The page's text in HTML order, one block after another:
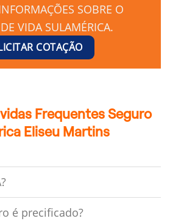
SOBRE O
VIDA SULAMÉRICA.
COTAÇÃO
Frequentes Seguro
Eliseu Martins
é precificado?